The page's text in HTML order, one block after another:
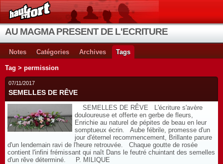
AU MAGMA PRESENT DE L'ECRITURE
Notes Catégories Archives Tags
Tag > permission
07/11/2017
SEMELLES DE RÊVE
SEMELLES DE RÊVE L'écriture s'avère
douloureuse et offerte en gerbe de fleurs,
Enrichie au naturel de pépites de beau en leur
somptueux écrin. Aube fébrile, promesse d'un
jour d'éternel recommencement, Brillante parure
d'un lendemain ravi de l'heure retrouvée. Chaque goutte de rosée
contient l'infini frémissant qui naît Dans le feutré chuintant des semelles
d'un rêve déterminé. P. MILIQUE